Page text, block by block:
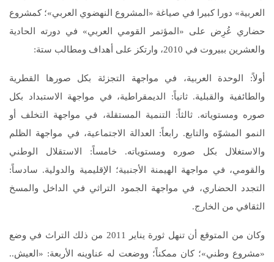
العربية» دورا كبيرا في صياغة «المشروع النهضوي العربي»؛ كمشروع
حضاري عُرِض على «المؤتمر القومي العربي» في دورته الحادية
والعشرين ببيروت في 2010، وارتكز على أهداف ومطالب ستة:
أولاً: الوحدة العربية، في مواجهة التجزئة بكل صورها القطرية
والطائفية والقبلية. ثانياً: الديمقراطية، في مواجهة الاستبداد بكل
صوره ومستوياته. ثالثاً: التنمية المستقلة، في مواجهة التخلف أو
النمو المشوّه والتابع. رابعاً: العدالة الاجتماعية، في مواجهة الظلم
والاستغلال بكل صوره ومستوياته. خامساً: الاستقلال الوطني
والقومي، في مواجهة الهيمنة الأجنبية؛ الإقليمية والدولية. سادساً:
التجدد الحضاري، في مواجهة الجمود التراثي في الداخل والمسخ
الثقافي من الخارج.
وكان من المتوقع أن تنهل ثورة يناير 2011 من ذلك التراث في وضع
«مشروع وطني»؛ كان ممكناً؛ ووضعت له عناوينه الأربعة: «العيش..